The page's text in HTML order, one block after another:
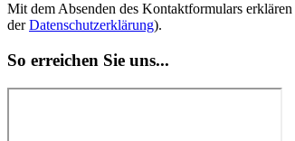
Mit dem Absenden des Kontaktformulars
derDatenschutzerklärung).
So erreichen Sie uns...